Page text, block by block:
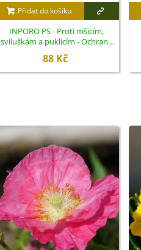
Přidat do košíku
INPORO PS - Proti mšicím,
sviluškám a puklicím - Ochrana
88 Kč